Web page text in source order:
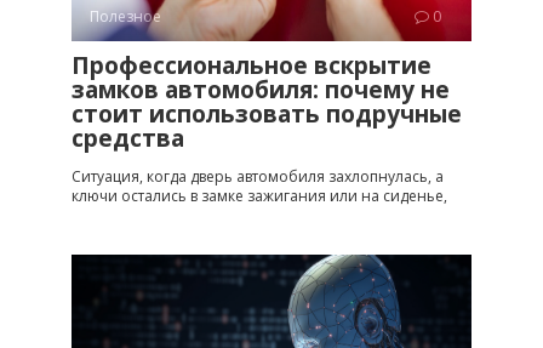
Полезное 0
Профессиональное вскрытие
замков автомобиля: почему не
стоит использовать подручные
средства
Ситуация, когда дверь автомобиля захлопнулась, а
ключи остались в замке зажигания или на сиденье,